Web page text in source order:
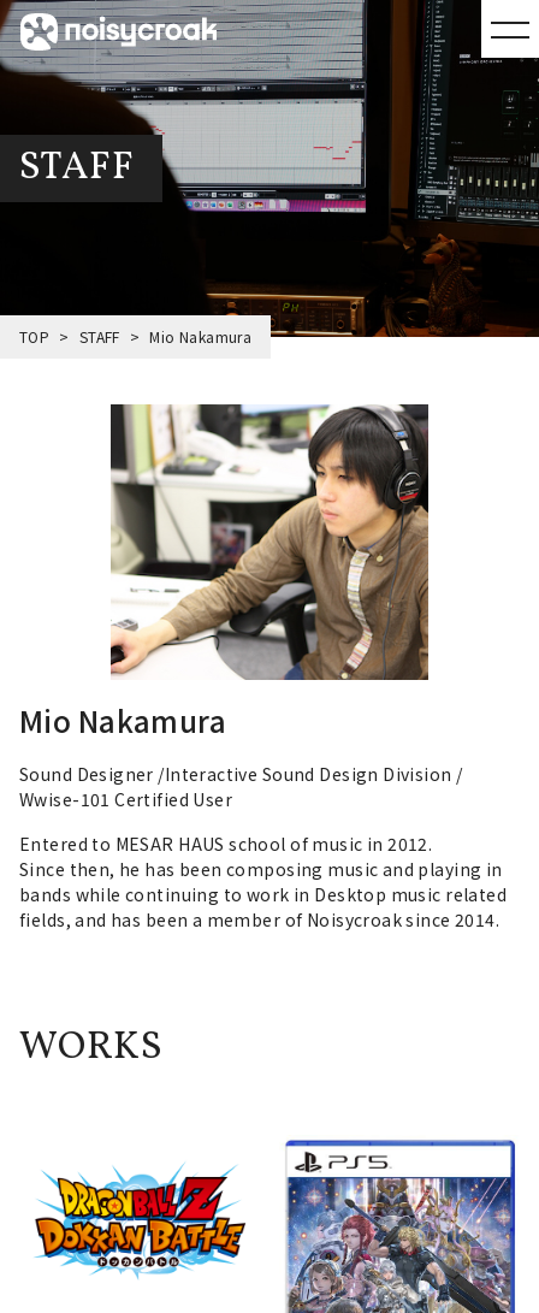
STAFF
TOP STAFF Mio Nakamura
Mio Nakamura
Sound Designer /Interactive Sound Design Division /
Wwise-101 Certified User
Entered to MESAR HAUS school of music in 2012.
Since then, he has been composing music and playing in
bands while continuing to work in Desktop music related
fields, and has been a member of Noisycroak since 2014.
WORKS